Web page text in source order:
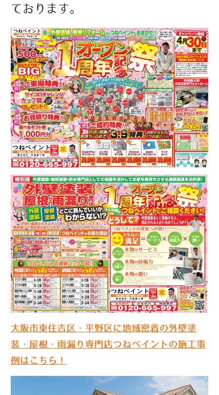
ております。
大阪市東住吉区・平野区に地域密着の外壁塗
装・屋根・雨漏り専門店つねペイントの施工事
例はこちら！